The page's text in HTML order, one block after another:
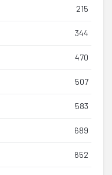
215
344
470
507
583
689
652